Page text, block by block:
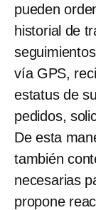
pueden
historial de
vía GPS,
estatus de
pedidos,
De esta
también
necesarias
propone